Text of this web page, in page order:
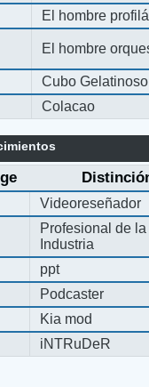
El hombre
El hombre
Cubo Gelatinoso
Colacao
Videoreseñador
Profesional de la
Industria
ppt
Podcaster
Kia mod
iNTRuDeR